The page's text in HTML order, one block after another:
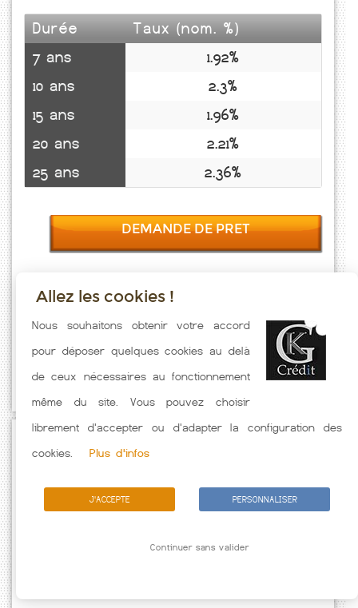
Durée
Taux (nom. %)
7 ans
1.92%
10 ans
2.3%
15 ans
1.96%
20 ans
2.21%
25 ans
2.36%
DEMANDE DE PRET
Taux emprunt actualisés (Leren) toutes les semaines. Taux Immobilier
pratiqués par nos partenaires bancaires. Meilleur Taux hors
assurance. Taux crédit immobilier indicatif fonction des
caractéristiques de l'emprunteur.
Allez les cookies !
Nous souhaitons obtenir votre accord
pour déposer quelques cookies au delà
de ceux nécessaires au fonctionnement
même du site. Vous pouvez choisir
librement d'accepter ou d'adapter la configuration des
cookies.
Plus d'infos
J'ACCEPTE PERSONNALISER
Continuer sans valider